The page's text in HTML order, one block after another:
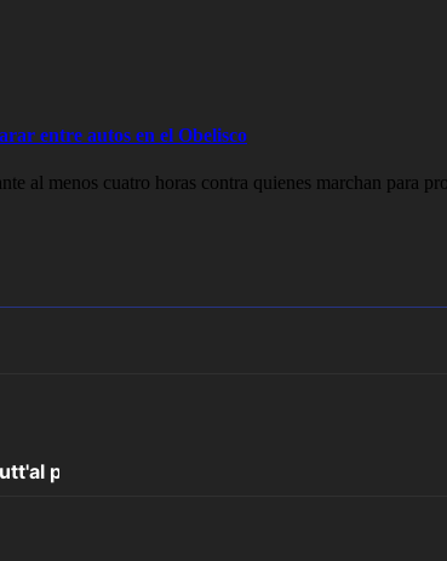
entre autos en el Obelisco
al menos cuatro horas contra quienes marchan para